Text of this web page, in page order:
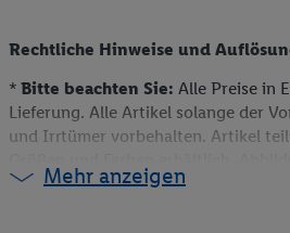
Rechtliche Hinweise und
* Bitte beachten Sie: Alle Preise in
Lieferung. Alle Artikel solange der
und Irrtümer vorbehalten. Artikel
beachten Sie, dass wir nur
Mehr anzeigen